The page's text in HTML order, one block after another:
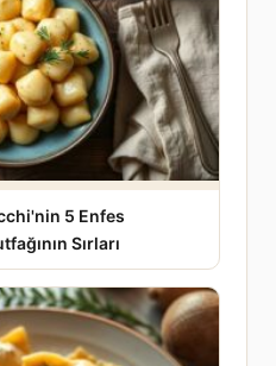
5 Enfes
Sırları